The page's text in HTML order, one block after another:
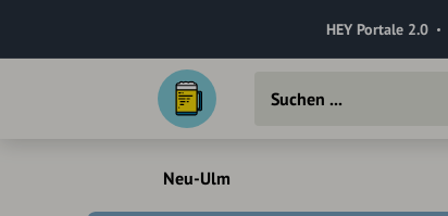
HEY Portale 2.0
Neu-Ulm